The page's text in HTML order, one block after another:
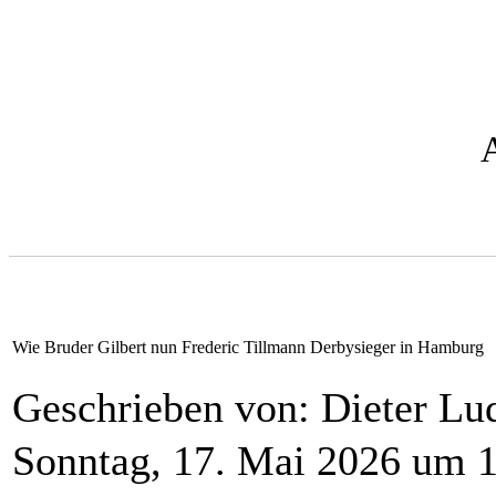
Wie Bruder Gilbert nun Frederic Tillmann Derbysieger in Hamburg
Geschrieben von: Dieter
Sonntag, 17. Mai 2026 um